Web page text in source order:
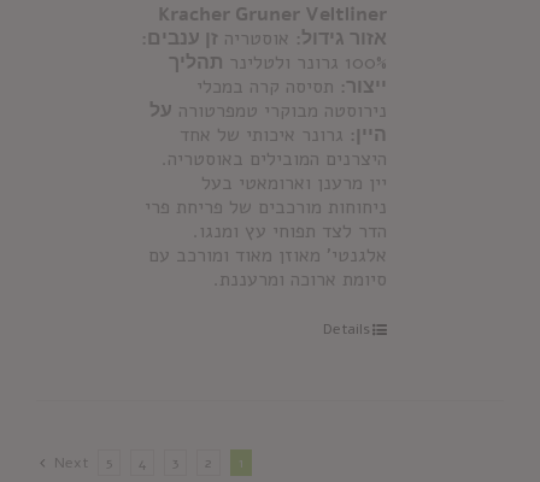
Kracher Gruner Veltliner
אזור גידול: אוסטריה זן ענבים:
100% גרונר ולטלינר
תהליך
ייצור: תסיסה קרה במכלי
נירוסטה מבוקרי טמפרטורה על
היין: גרונר איכותי של אחד
היצרנים המובילים באוסטריה.
יין מרענן וארומאטי בעל
ניחוחות מורכבים של פריחת פרי
הדר לצד תפוחי עץ ומנגו.
אלגנטי' מאוזן מאוד ומורכב עם
סיומת ארוכה ומרעננת.
Details
1
2
3
4
5
Next